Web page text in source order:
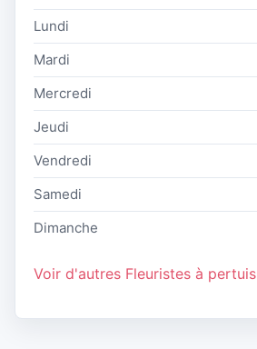
Lundi
Mardi
Mercredi
Jeudi
Vendredi
Samedi
Dimanche
Voir d'autres Fleuristes à pertuis